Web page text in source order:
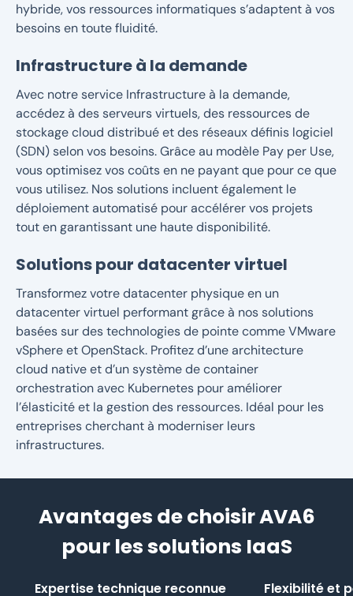
hybride, vos ressources informatiques s’adaptent à vos
besoins en toute fluidité.
Infrastructure à la demande
Avec notre service Infrastructure à la demande,
accédez à des serveurs virtuels, des ressources de
stockage cloud distribué et des réseaux définis logiciel
(SDN) selon vos besoins. Grâce au modèle Pay per Use,
vous optimisez vos coûts en ne payant que pour ce que
vous utilisez. Nos solutions incluent également le
déploiement automatisé pour accélérer vos projets
tout en garantissant une haute disponibilité.
Solutions pour datacenter virtuel
Transformez votre datacenter physique en un
datacenter virtuel performant grâce à nos solutions
basées sur des technologies de pointe comme VMware
vSphere et OpenStack. Profitez d’une architecture
cloud native et d’un système de container
orchestration avec Kubernetes pour améliorer
l’élasticité et la gestion des ressources. Idéal pour les
entreprises cherchant à moderniser leurs
infrastructures.
Avantages de choisir AVA6
pour les solutions IaaS
Expertise technique reconnue Flexibilité et